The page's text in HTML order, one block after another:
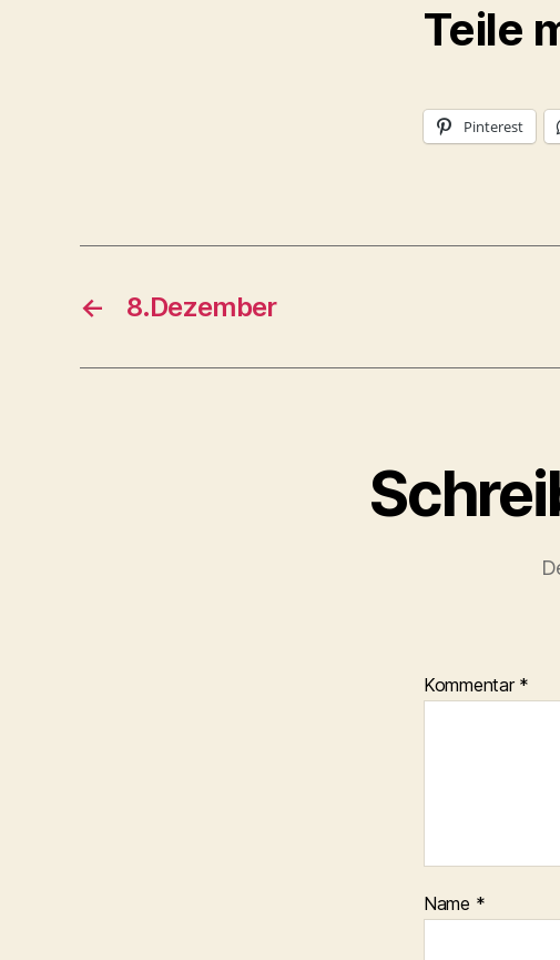
Teile
Pinterest
← 8.Dezember
Kommentar *
Name *